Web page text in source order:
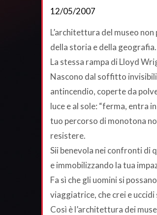
12/05/2007
L’architettura del museo
della storia e della geografia.
La stessa rampa di Lloyd
Nascono dal soffitto
antincendio, coperte da
luce e al sole: “ferma, entra
tuo percorso di monotona
resistere.
Sii benevola nei confronti di
e immobilizzando la tua
Fa sì che gli uomini si
viaggiatrice, che crei e uccidi
Così è l’architettura dei